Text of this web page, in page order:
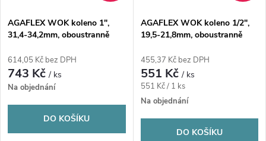
p
r
o
s
p
r
o
AGAFLEX WOK koleno 1",
31,4-34,2mm, oboustranně
614,05 Kč bez DPH
743 Kč/ ks
Na objednání
DO KOŠÍKU
AGAFLEX WOK koleno 1/2",
19,5-21,8mm, oboustranně
455,37 Kč bez DPH
551 Kč/ ks
Měrná
cena:
551 Kč / 1 ks
Na objednání
DO KOŠÍKU